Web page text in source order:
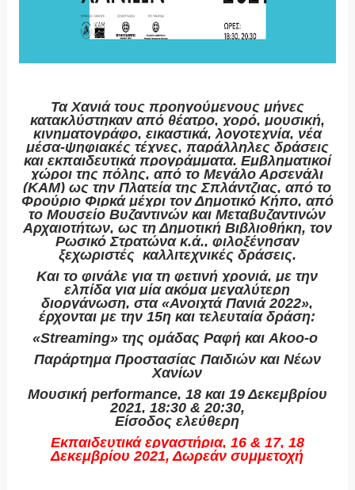
Τα Χανιά τους προηγούμενους μήνες
κατακλύστηκαν από θέατρο, χορό, μουσική,
κινηματογράφο, εικαστικά, λογοτεχνία, νέα
μέσα-ψηφιακές τέχνες, παράλληλες δράσεις
και εκπαιδευτικά προγράμματα. Εμβληματικοί
χώροι της πόλης, από το Μεγάλο Αρσενάλι
(ΚΑΜ) ως την Πλατεία της Σπλάντζιας, από το
Φρούριο Φιρκά μέχρι τον Δημοτικό Κήπο, από
το Μουσείο Βυζαντινών και Μεταβυζαντινών
Αρχαιοτήτων, ως τη Δημοτική Βιβλιοθήκη, τον
Ρωσικό Στρατώνα κ.ά., φιλοξένησαν
ξεχωριστές καλλιτεχνικές δράσεις.
Και το φινάλε για τη φετινή χρονιά, με την
ελπίδα για μία ακόμα μεγαλύτερη
διοργάνωση, στα «Ανοιχτά Πανιά 2022»,
έρχονται με την 15η και τελευταία δράση:
«Streaming» της ομάδας Ραφή καιAkoo-o
Παράρτημα Προστασίας Παιδιών και Νέων
Χανίων
Μουσική performance, 18 και 19 Δεκεμβρίου
2021, 18:30 & 20:30,
Είσοδος ελεύθερη
Εκπαιδευτικά εργαστήρια, 16 & 17, 18
Δεκεμβρίου 2021, Δωρεάν συμμετοχή